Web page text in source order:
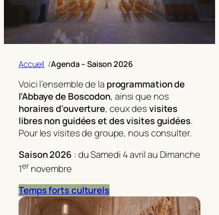
Accueil /Agenda – Saison 2026
Voici l’ensemble de la programmation de
l’Abbaye de Boscodon, ainsi que nos
horaires d’ouverture, ceux desvisites
libres non guidées et des visites guidées.
Pour les visites de groupe, nous consulter.
Saison 2026 : du Samedi 4 avril au Dimanche
1ernovembre
Temps forts culturels